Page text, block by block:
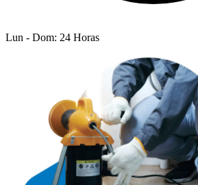
Lun - Dom: 24 Horas